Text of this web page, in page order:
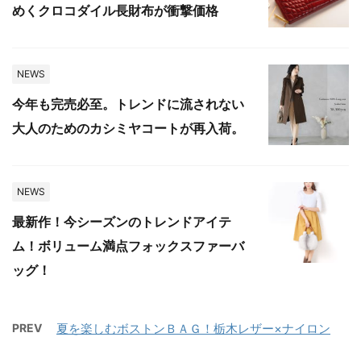
めくクロコダイル長財布が衝撃価格
NEWS
今年も完売必至。トレンドに流されない
大人のためのカシミヤコートが再入荷。
NEWS
最新作！今シーズンのトレンドアイテ
ム！ボリューム満点フォックスファーバ
ッグ！
PREV 夏を楽しむボストンＢＡＧ！栃木レザー×ナイロン